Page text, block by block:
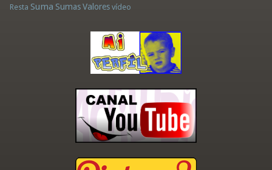
Resta Suma Sumas Valores vídeo